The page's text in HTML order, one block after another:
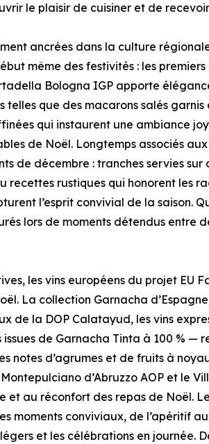
le plaisir de cuisiner et de
ancrées dans la culture
même des festivités : les
Bologna IGP apporte
telles que des macarons salés
qui instaurent une ambiance
de Noël. Longtemps associés
de décembre : tranches servies
recettes rustiques qui honorent les
l’esprit convivial de la saison.
lors de moments détendus
les vins européens du projet
La collection Garnacha
de la DOP Calatayud, les vins
de Garnacha Tinta à 100 %
notes d’agrumes et de fruits à
d’Abruzzo AOP et
au réconfort des repas de Noël.
moments conviviaux, de l’apéritif
et les célébrations en journée.